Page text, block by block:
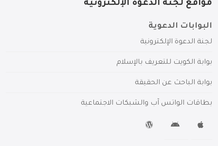
مواقع لجنة الدعوة الإلكترونية
البوابات الدعوية
لجنة الدعوة الإلكترونية
بوابة الكويت للتعريف بالإسلام
بوابة الباحث عن الحقيقة
بطاقات الواتس آب والشبكات الاجتماعية